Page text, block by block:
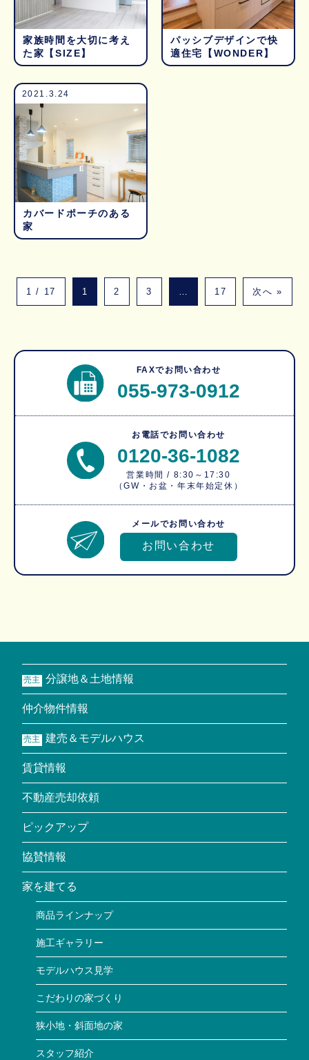
家族時間を大切に考え
た家【SIZE】
パッシブデザインで快
適住宅【WONDER】
2021.3.24
カバードポーチのある
家
1 / 17 1 2 3 17 次へ »
FAXでお問い合わせ
055-973-0912
お電話でお問い合わせ
0120-36-1082
営業時間 / 8:30～17:30
（GW・お盆・年末年始定休）
メールでお問い合わせ
お問い合わせ
売主 分譲地＆土地情報
仲介物件情報
売主 建売＆モデルハウス
賃貸情報
不動産売却依頼
ピックアップ
協賛情報
家を建てる
商品ラインナップ
施工ギャラリー
モデルハウス見学
こだわりの家づくり
狭小地・斜面地の家
スタッフ紹介